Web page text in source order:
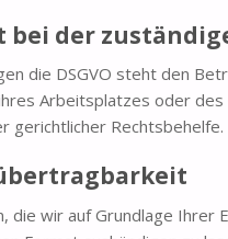
bei der
die DSGVO steht den
Arbeitsplatzes oder
gerichtlicher Rechtsbehelfe.
die wir auf Grundlage